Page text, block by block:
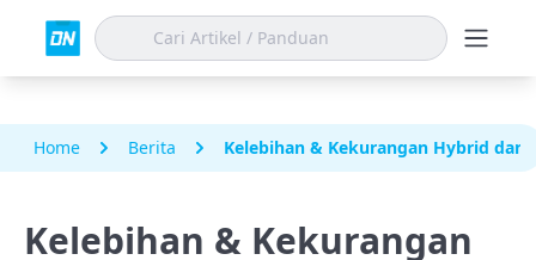
Home Berita Kelebihan & Kekurangan Hybrid
Kelebihan & Kekurangan